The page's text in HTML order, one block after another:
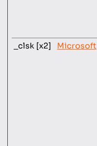
_clsk [x2] Microsoft